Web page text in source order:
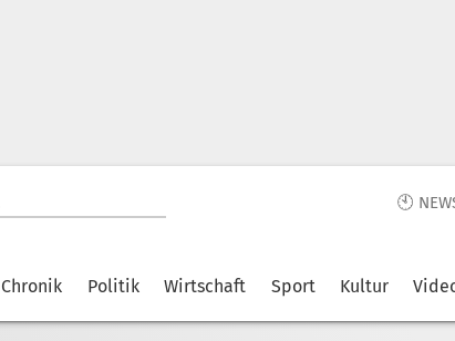
🕙
Chronik Politik Wirtschaft Sport Kultur